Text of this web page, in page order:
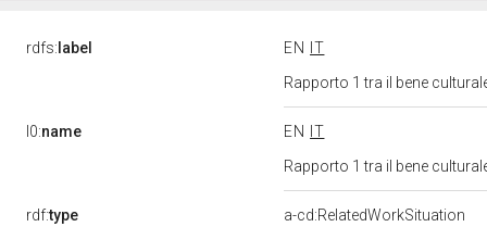
rdfs: label EN
IT
Rapporto 1 tra il bene
l0:name EN
IT
Rapporto 1 tra il bene
rdf:type
a-cd:RelatedWorkSituation